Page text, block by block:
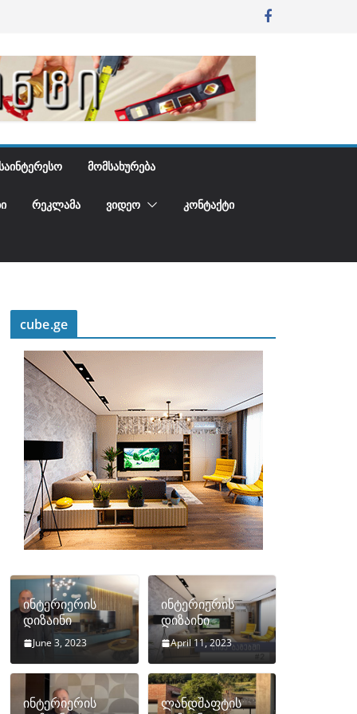
ᲡᲐᲘᲜᲢᲔᲠᲔᲡᲝ ᲛᲝᲛᲡᲐᲮᲣᲠᲔᲑᲐ
ᲠᲔᲙᲚᲐᲛᲐ ᲕᲘᲓᲔᲝ ᲙᲝᲜᲢᲐᲥᲢᲘ
cube.ge
ინტერიერის
დიზაინი
June 3, 2023
ინტერიერის
დიზაინი
April 11, 2023
ინტერიერის
ლანდშაფტის